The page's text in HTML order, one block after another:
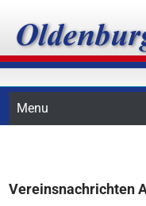
content
Menu
Vereinsnachrichten